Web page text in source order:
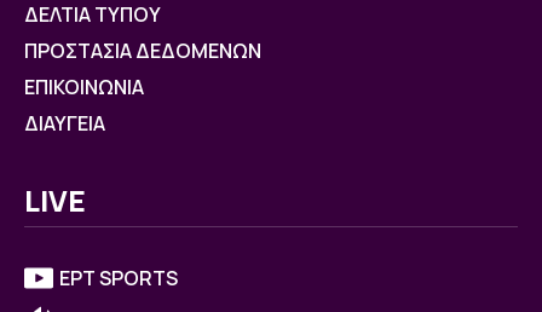
ΔΕΛΤΙΑ ΤΥΠΟΥ
ΠΡΟΣΤΑΣΙΑ ΔΕΔΟΜΕΝΩΝ
ΕΠΙΚΟΙΝΩΝΙΑ
ΔΙΑΥΓΕΙΑ
LIVE
ΕΡΤ SPORTS